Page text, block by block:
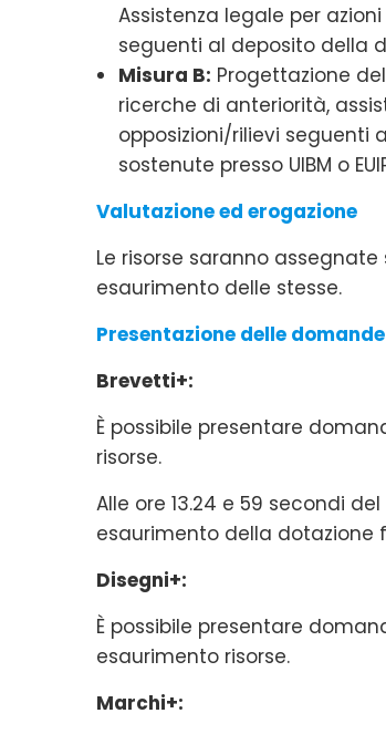
Assistenza legale per
seguenti al deposito della
Misura B: Progettazione
ricerche di anteriorità,
opposizioni/rilievi seguenti
sostenute presso UIBM o
Valutazione ed erogazione
Le risorse saranno
esaurimento delle stesse.
Presentazione delle domande
Brevetti+:
È possibile presentare
risorse.
Alle ore 13.24 e 59 secondi
esaurimento della dotazione
Disegni+:
È possibile presentare
esaurimento risorse.
Marchi+: